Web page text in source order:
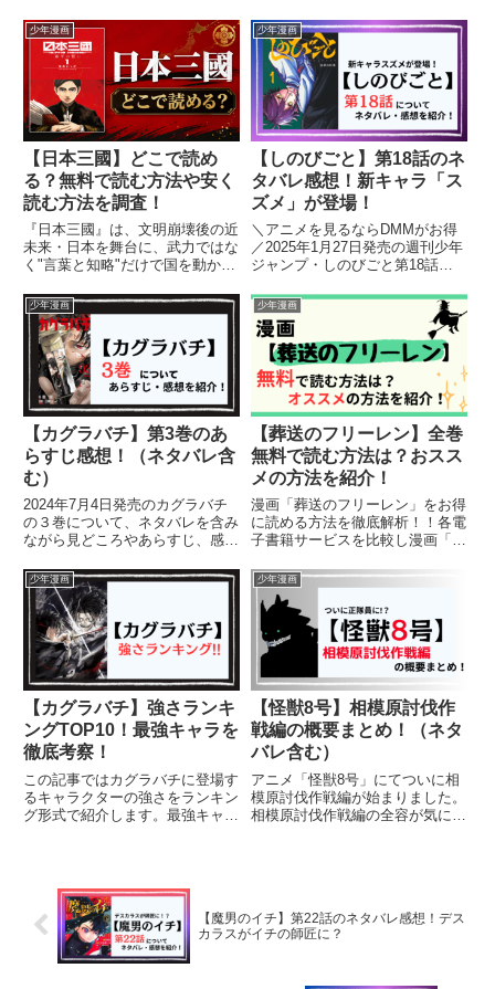
噂が広がっています。独自の世界
観と圧巻の作画で注目を集める本
作が、なぜそのような憶測を呼ん
だのか。そして、実際に連載はど
う...
少年漫画
【日本三國】どこで読め
る？無料で読む方法や安く
読む方法を調査！
『日本三國』は、文明崩壊後の近
未来・日本を舞台に、武力ではな
く"言葉と知略"だけで国を動かす
も熱い国盗り漫画です。2026年4
月にはTVアニメが放送開始、累
計発行部数は100万部を突破。三
国志ファンも歴史漫画好...
少年漫画
【しのびごと】第18話のネ
タバレ感想！新キャラ「ス
ズメ」が登場！
＼アニメを見るならDMMがお得
／2025年1月27日発売の週刊少年
ジャンプ・しのびごと第18話に
どころやあらすじ、感想を紹介し
ます。【しのびごと】を読むのが
オススメの人はこちら！・王道少
年漫画・忍者系・主人公ち...
少年漫画
【カグラバチ】第3巻のあ
らすじ感想！（ネタバレ含
む）
2024年7月4日発売のカグラバチ
の３巻について、ネタバレを含み
ながら見どころやあらすじ、感想
少年漫画
【葬送のフリーレン】全巻
無料で読む方法は？おスス
メの方法を紹介！
漫画「葬送のフリーレン」をお得
に読める方法を徹底解析！！各電
子書籍サービスを比較し漫画「葬
てオススメの方法を紹介します！
少年漫画
【カグラバチ】強さランキ
ングTOP10！最強キャラを
徹底考察！
この記事ではカグラバチに登場す
るキャラクターの強さをランキン
グ形式で紹介します。最強キャラ
少年漫画
【怪獣8号】相模原討伐作
戦編の概要まとめ！（ネタ
バレ含む）
アニメ「怪獣8号」にてついに相
模原討伐作戦編が始まりました。
相模原討伐作戦編の全容が気にな
【魔男のイチ】第22話のネタバレ感想！デス
カラスがイチの師匠に？